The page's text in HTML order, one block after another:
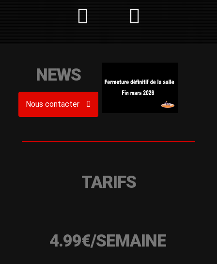
NEWS
Nous contacter
TARIFS
4.99€/SEMAINE